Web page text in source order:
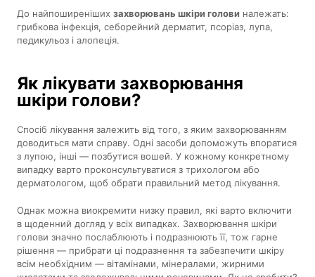
До найпоширенішихзахворювань шкіри голови належать:
грибкова інфекція, себорейний дерматит, псоріаз, лупа,
педикульоз і алопеція.
Як лікувати захворювання
шкіри голови?
Спосіб лікування залежить від того, з яким захворюванням
доводиться мати справу. Одні засоби допоможуть впоратися
з лупою, інші — позбутися вошей. У кожному конкретному
випадку варто проконсультуватися з трихологом або
дерматологом, щоб обрати правильний метод лікування.
Однак можна виокремити низку правил, які варто включити
в щоденний догляд у всіх випадках. Захворювання шкіри
голови значно послаблюють і подразнюють її, тож гарне
рішення — прибрати ці подразнення та забезпечити шкіру
всім необхідним — вітамінами, мінералами, жирними